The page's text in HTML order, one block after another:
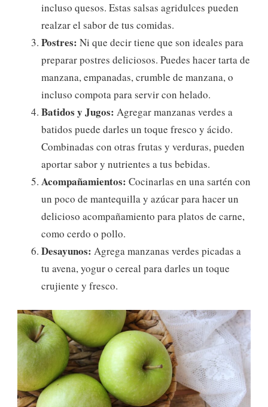
incluso quesos. Estas salsas agridulces pueden
realzar el sabor de tus comidas.
Postres: Ni que decir tiene que son ideales para
preparar postres deliciosos. Puedes hacer tarta de
manzana, empanadas, crumble de manzana, o
incluso compota para servir con helado.
Batidos y Jugos: Agregar manzanas verdes a
batidos puede darles un toque fresco y ácido.
Combinadas con otras frutas y verduras, pueden
aportar sabor y nutrientes a tus bebidas.
Acompañamientos: Cocinarlas en una sartén con
un poco de mantequilla y azúcar para hacer un
delicioso acompañamiento para platos de carne,
como cerdo o pollo.
Desayunos: Agrega manzanas verdes picadas a
tu avena, yogur o cereal para darles un toque
crujiente y fresco.